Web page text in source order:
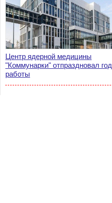
Центр ядерной медицины
"Коммунарки" отпраздновал год
работы